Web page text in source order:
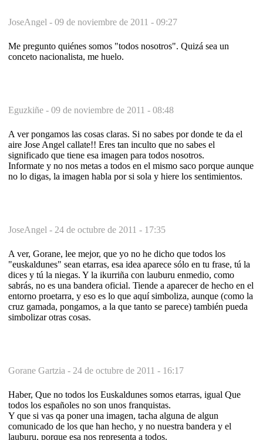
JoseAngel - 09 de noviembre de 2011 - 09:27
Me pregunto quiénes somos "todos nosotros". Quizá sea un
conceto nacionalista, me huelo.
Eguzkiñe - 09 de noviembre de 2011 - 08:48
A ver pongamos las cosas claras. Si no sabes por donde te da el
aire Jose Angel callate!! Eres tan inculto que no sabes el
significado que tiene esa imagen para todos nosotros.
Informate y no nos metas a todos en el mismo saco porque aunque
no lo digas, la imagen habla por si sola y hiere los sentimientos.
JoseAngel - 24 de octubre de 2011 - 17:35
A ver, Gorane, lee mejor, que yo no he dicho que todos los
"euskaldunes" sean etarras, esa idea aparece sólo en tu frase, tú la
dices y tú la niegas. Y la ikurriña con lauburu enmedio, como
sabrás, no es una bandera oficial. Tiende a aparecer de hecho en el
entorno proetarra, y eso es lo que aquí simboliza, aunque (como la
cruz gamada, pongamos, a la que tanto se parece) también pueda
simbolizar otras cosas.
Gorane Gartzia - 24 de octubre de 2011 - 16:17
Haber, Que no todos los Euskaldunes somos etarras, igual Que
todos los españoles no son unos franquistas.
Y que si vas qa poner una imagen, tacha alguna de algun
comunicado de los que han hecho, y no nuestra bandera y el
lauburu, porque esa nos representa a todos.